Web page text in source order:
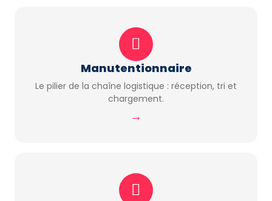
Manutentionnaire
Le pilier de la chaîne logistique : réception, tri et
chargement.
→